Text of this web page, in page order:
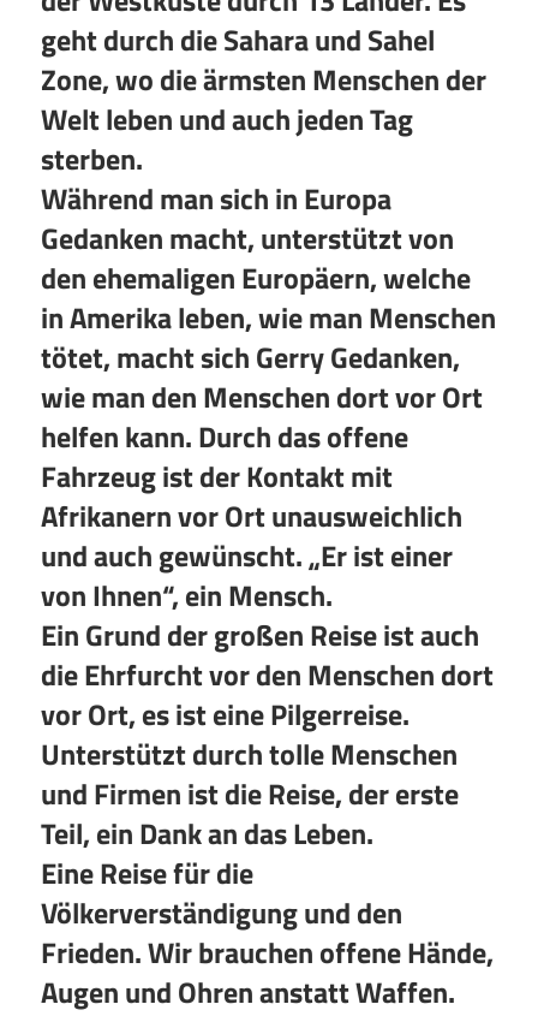
geht durch die Sahara und Sahel
Zone, wo die ärmsten Menschen der
Welt leben und auch jeden Tag
sterben.
Während man sich in Europa
Gedanken macht, unterstützt von
den ehemaligen Europäern, welche
in Amerika leben, wie man Menschen
tötet, macht sich Gerry Gedanken,
wie man den Menschen dort vor Ort
helfen kann. Durch das offene
Fahrzeug ist der Kontakt mit
Afrikanern vor Ort unausweichlich
und auch gewünscht. „Er ist einer
von Ihnen“, ein Mensch.
Ein Grund der großen Reise ist auch
die Ehrfurcht vor den Menschen dort
vor Ort, es ist eine Pilgerreise.
Unterstützt durch tolle Menschen
und Firmen ist die Reise, der erste
Teil, ein Dank an das Leben.
Eine Reise für die
Völkerverständigung und den
Frieden. Wir brauchen offene Hände,
Augen und Ohren anstatt Waffen.